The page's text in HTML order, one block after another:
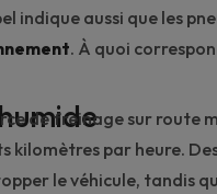
indique aussi que les
. À quoi
de freinage sur route
par heure.
le véhicule, tandis